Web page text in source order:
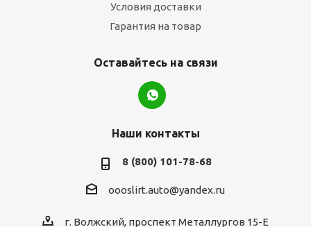
Условия доставки
Гарантия на товар
Оставайтесь на связи
Наши контакты
8 (800) 101-78-68
oooslirt.auto@yandex.ru
г. Волжский, проспект Металлургов 15-Е